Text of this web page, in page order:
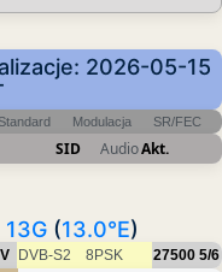
2026-05-15
Modulacja SR/FEC
SID AudioAkt.
(13.0°E)
V DVB-S2 8PSK 27500 5/6